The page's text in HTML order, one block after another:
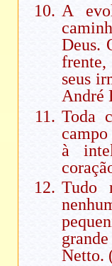
A
Deus.
seus
André
Toda
campo
à
Tudo
Netto.